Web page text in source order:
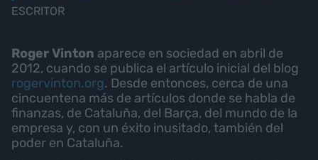
ESCRITOR
Roger Vinton aparece en sociedad en abril de
2012, cuando se publica el artículo inicial del blog
rogervinton.org. Desde entonces, cerca de una
cincuentena más de artículos donde se habla de
finanzas, de Cataluña, del Barça, del mundo de la
empresa y, con un éxito inusitado, también del
poder en Cataluña.